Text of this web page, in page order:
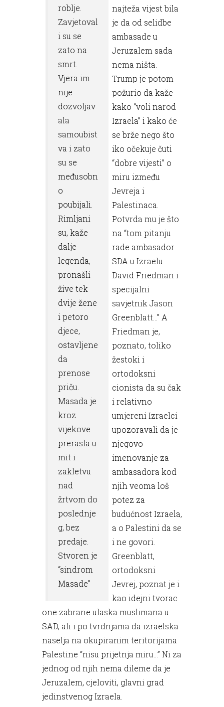
roblje.
Zavjetoval
i su se
zato na
smrt.
Vjera im
nije
dozvoljav
ala
samoubist
va i zato
su se
međusobn
o
poubijali.
Rimljani
su, kaže
dalje
legenda,
pronašli
žive tek
dvije žene
i petoro
djece,
ostavljene
da
prenose
priču.
Masada je
kroz
vijekove
prerasla u
mit i
zakletvu
nad
žrtvom do
poslednje
g, bez
predaje.
Stvoren je
“sindrom
Masade”
najteža vijest bila
je da od selidbe
ambasade u
Jeruzalem sada
nema ništa.
Trump je potom
požurio da kaže
kako “voli narod
Izraela” i kako će
se brže nego što
iko očekuje čuti
“dobre vijesti” o
miru između
Jevreja i
Palestinaca.
Potvrda mu je što
na “tom pitanju
rade ambasador
SDA u Izraelu
David Friedman i
specijalni
savjetnik Jason
Greenblatt...” A
Friedman je,
poznato, toliko
žestoki i
ortodoksni
cionista da su čak
i relativno
umjereni Izraelci
upozoravali da je
njegovo
imenovanje za
ambasadora kod
njih veoma loš
potez za
budućnost Izraela,
a o Palestini da se
i ne govori.
Greenblatt,
ortodoksni
Jevrej, poznat je i
kao idejni tvorac
one zabrane ulaska muslimana u
SAD, ali i po tvrdnjama da izraelska
naselja na okupiranim teritorijama
Palestine “nisu prijetnja miru...” Ni za
jednog od njih nema dileme da je
Jeruzalem, cjeloviti, glavni grad
jedinstvenog Izraela.